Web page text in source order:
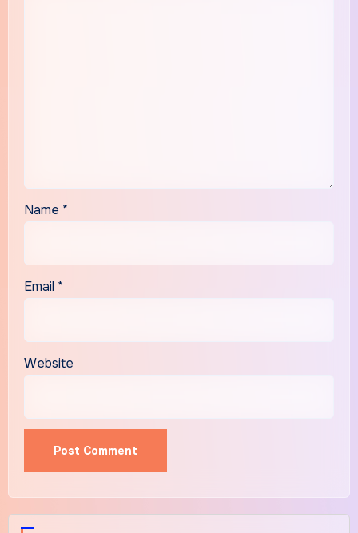
Name *
Email *
Website